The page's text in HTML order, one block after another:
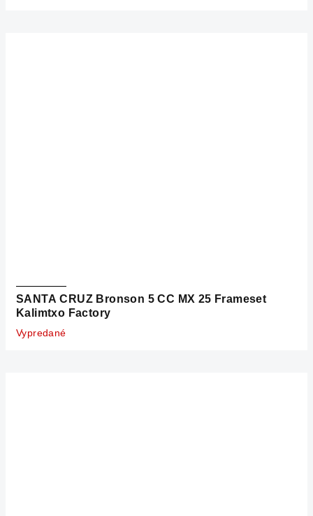
SANTA CRUZ Bronson 5 CC MX 25 Frameset
Kalimtxo Factory
Vypredané